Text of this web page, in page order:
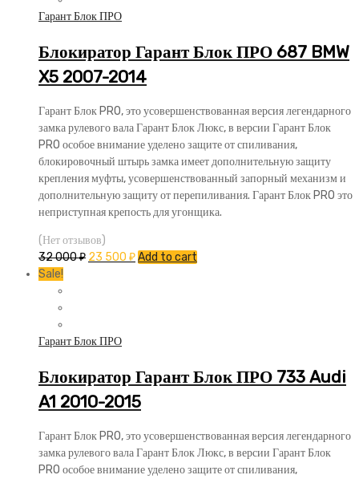
Гарант Блок ПРО
Блокиратор Гарант Блок ПРО 687 BMW
X5 2007-2014
Гарант Блок PRO, это усовершенствованная версия легендарного
замка рулевого вала Гарант Блок Люкс, в версии Гарант Блок
PRO особое внимание уделено защите от спиливания,
блокировочный штырь замка имеет дополнительную защиту
крепления муфты, усовершенствованный запорный механизм и
дополнительную защиту от перепиливания. Гарант Блок PRO это
неприступная крепость для угонщика.
(Нет отзывов)
32 000₽ 23 500 ₽Add to cart
Sale!
Гарант Блок ПРО
Блокиратор Гарант Блок ПРО 733 Audi
A1 2010-2015
Гарант Блок PRO, это усовершенствованная версия легендарного
замка рулевого вала Гарант Блок Люкс, в версии Гарант Блок
PRO особое внимание уделено защите от спиливания,